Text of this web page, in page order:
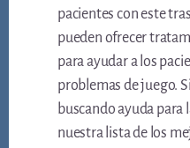
pacientes con este
pueden ofrecer
para ayudar a los
problemas de juego.
buscando ayuda para
nuestra lista de los